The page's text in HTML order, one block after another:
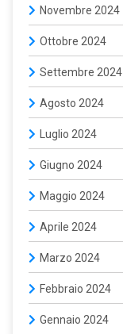
Novembre 2024
Ottobre 2024
Settembre 2024
Agosto 2024
Luglio 2024
Giugno 2024
Maggio 2024
Aprile 2024
Marzo 2024
Febbraio 2024
Gennaio 2024